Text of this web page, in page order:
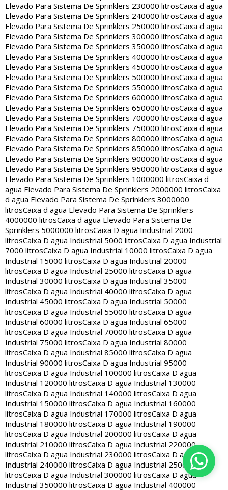
Elevado Para Sistema De Sprinklers 230000 litrosCaixa d agua
Elevado Para Sistema De Sprinklers 240000 litrosCaixa d agua
Elevado Para Sistema De Sprinklers 250000 litrosCaixa d agua
Elevado Para Sistema De Sprinklers 300000 litrosCaixa d agua
Elevado Para Sistema De Sprinklers 350000 litrosCaixa d agua
Elevado Para Sistema De Sprinklers 400000 litrosCaixa d agua
Elevado Para Sistema De Sprinklers 450000 litrosCaixa d agua
Elevado Para Sistema De Sprinklers 500000 litrosCaixa d agua
Elevado Para Sistema De Sprinklers 550000 litrosCaixa d agua
Elevado Para Sistema De Sprinklers 600000 litrosCaixa d agua
Elevado Para Sistema De Sprinklers 650000 litrosCaixa d agua
Elevado Para Sistema De Sprinklers 700000 litrosCaixa d agua
Elevado Para Sistema De Sprinklers 750000 litrosCaixa d agua
Elevado Para Sistema De Sprinklers 800000 litrosCaixa d agua
Elevado Para Sistema De Sprinklers 850000 litrosCaixa d agua
Elevado Para Sistema De Sprinklers 900000 litrosCaixa d agua
Elevado Para Sistema De Sprinklers 950000 litrosCaixa d agua
Elevado Para Sistema De Sprinklers 1000000 litrosCaixa d
agua Elevado Para Sistema De Sprinklers 2000000 litrosCaixa
d agua Elevado Para Sistema De Sprinklers 3000000
litrosCaixa d agua Elevado Para Sistema De Sprinklers
4000000 litrosCaixa d agua Elevado Para Sistema De
Sprinklers 5000000 litrosCaixa D agua Industrial 2000
litrosCaixa D agua Industrial 5000 litrosCaixa D agua Industrial
7000 litrosCaixa D agua Industrial 10000 litrosCaixa D agua
Industrial 15000 litrosCaixa D agua Industrial 20000
litrosCaixa D agua Industrial 25000 litrosCaixa D agua
Industrial 30000 litrosCaixa D agua Industrial 35000
litrosCaixa D agua Industrial 40000 litrosCaixa D agua
Industrial 45000 litrosCaixa D agua Industrial 50000
litrosCaixa D agua Industrial 55000 litrosCaixa D agua
Industrial 60000 litrosCaixa D agua Industrial 65000
litrosCaixa D agua Industrial 70000 litrosCaixa D agua
Industrial 75000 litrosCaixa D agua Industrial 80000
litrosCaixa D agua Industrial 85000 litrosCaixa D agua
Industrial 90000 litrosCaixa D agua Industrial 95000
litrosCaixa D agua Industrial 100000 litrosCaixa D agua
Industrial 120000 litrosCaixa D agua Industrial 130000
litrosCaixa D agua Industrial 140000 litrosCaixa D agua
Industrial 150000 litrosCaixa D agua Industrial 160000
litrosCaixa D agua Industrial 170000 litrosCaixa D agua
Industrial 180000 litrosCaixa D agua Industrial 190000
litrosCaixa D agua Industrial 200000 litrosCaixa D agua
Industrial 210000 litrosCaixa D agua Industrial 220000
litrosCaixa D agua Industrial 230000 litrosCaixa D agua
Industrial 240000 litrosCaixa D agua Industrial 250000
litrosCaixa D agua Industrial 300000 litrosCaixa D agua
Industrial 350000 litrosCaixa D agua Industrial 400000